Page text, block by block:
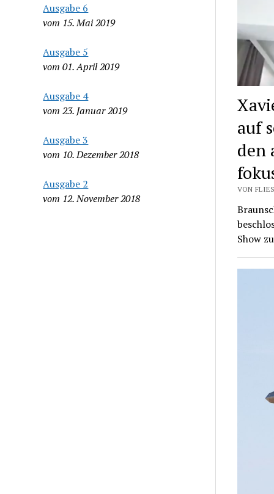
Ausgabe 6
vom 15. Mai 2019
Ausgabe 5
vom 01. April 2019
Ausgabe 4
vom 23. Januar 2019
Ausgabe 3
vom 10. Dezember 2018
Ausgabe 2
vom 12. November 2018
auf
den
VON
Show